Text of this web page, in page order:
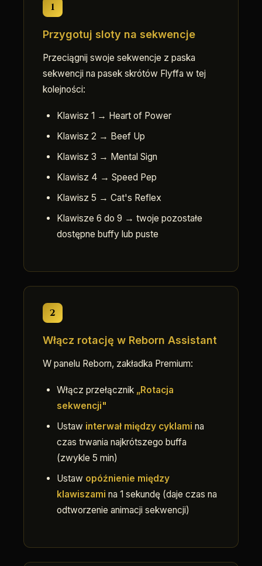
1
Przygotuj sloty na sekwencje
Przeciągnij swoje sekwencje z paska
sekwencji na pasek skrótów Flyffa w tej
kolejności:
Klawisz 1 → Heart of Power
Klawisz 2 → Beef Up
Klawisz 3 → Mental Sign
Klawisz 4 → Speed Pep
Klawisz 5 → Cat's Reflex
Klawisze 6 do 9 → twoje pozostałe
dostępne buffy lub puste
2
Włącz rotację w Reborn Assistant
W panelu Reborn, zakładka Premium:
Włącz przełącznik „Rotacja
sekwencji"
Ustaw interwał między cyklami na
czas trwania najkrótszego buffa
(zwykle 5 min)
Ustaw opóźnienie między
klawiszami na 1 sekundę (daje czas na
odtworzenie animacji sekwencji)